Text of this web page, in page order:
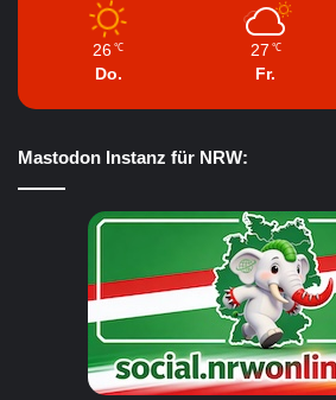
26 ℃
Do.
27 ℃
Fr.
Mastodon Instanz für NRW: